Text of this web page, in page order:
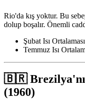
Rio'da kış yoktur. Bu
dolup boşalır. Önemli
Şubat Isı
Temmuz Isı
🇧🇷
(1960)